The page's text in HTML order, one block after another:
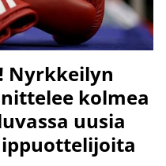
Nyrkkeilyn
kolmea
uusia